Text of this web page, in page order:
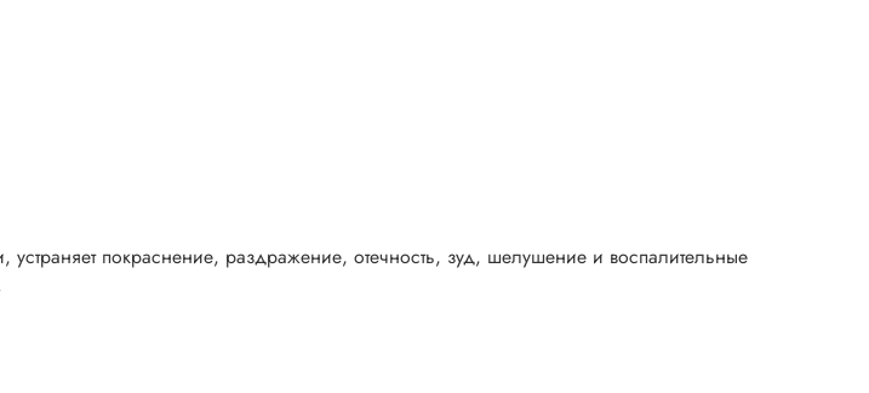
покраснение, раздражение, отечность, зуд, шелушение и воспалительные